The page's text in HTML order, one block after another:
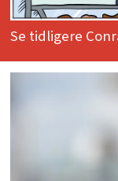
Se tidligere